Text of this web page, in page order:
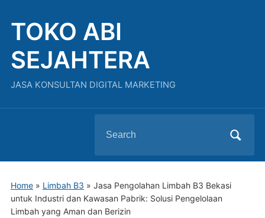
TOKO ABI
SEJAHTERA
JASA KONSULTAN DIGITAL MARKETING
for:
Home» Limbah B3 » Jasa Pengolahan Limbah B3 Bekasi
untuk Industri dan Kawasan Pabrik: Solusi Pengelolaan
Limbah yang Aman dan Berizin